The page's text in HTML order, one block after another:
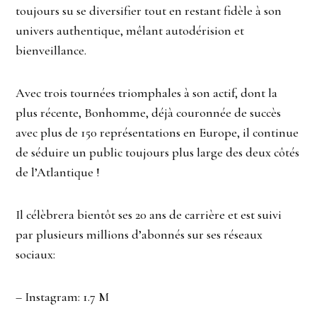
toujours su se diversifier tout en restant fidèle à son
univers authentique, mêlant autodérision et
bienveillance.
Avec trois tournées triomphales à son actif, dont la
plus récente, Bonhomme, déjà couronnée de succès
avec plus de 150 représentations en Europe, il continue
de séduire un public toujours plus large des deux côtés
de l’Atlantique !
Il célèbrera bientôt ses 20 ans de carrière et est suivi
par plusieurs millions d’abonnés sur ses réseaux
sociaux:
– Instagram: 1.7 M